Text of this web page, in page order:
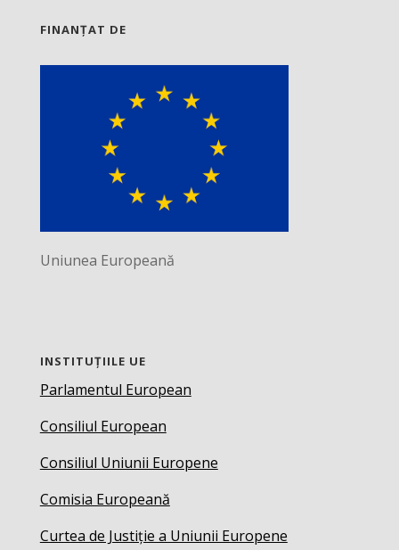
FINANȚAT DE
Uniunea Europeană
INSTITUȚIILE UE
Parlamentul European
Consiliul European
Consiliul Uniunii Europene
Comisia Europeană
Curtea de Justiție a Uniunii Europene